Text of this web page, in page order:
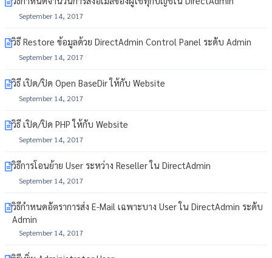
September 14, 2017
วิธี Restore ข้อมูลด้วย DirectAdmin Control Panel ระดับ Admin
September 14, 2017
วิธี เปิด/ปิด Open BaseDir ให้กับ Website
September 14, 2017
วิธี เปิด/ปิด PHP ให้กับ Website
September 14, 2017
วิธีการโอนย้าย User ระหว่าง Reseller ใน DirectAdmin
September 14, 2017
วิธีกำหนดอัตราการส่ง E-Mail เฉพาะบาง User ใน DirectAdmin ระดับ
Admin
September 14, 2017